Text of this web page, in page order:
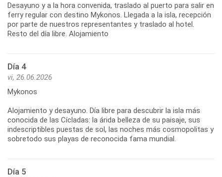
Desayuno y a la hora convenida, traslado al puerto para salir en
ferry regular con destino Mykonos. Llegada a la isla, recepción
por parte de nuestros representantes y traslado al hotel.
Resto del día libre. Alojamiento
Día 4
vi, 26.06.2026
Mykonos
Alojamiento y desayuno. Día libre para descubrir la isla más
conocida de las Cícladas: la árida belleza de su paisaje, sus
indescriptibles puestas de sol, las noches más cosmopolitas y
sobretodo sus playas de reconocida fama mundial.
Día 5